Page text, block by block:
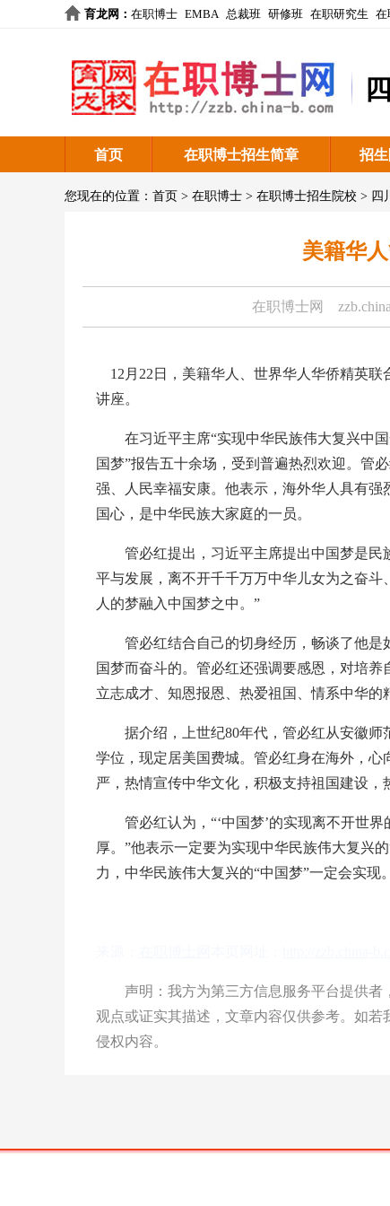
育龙网 ： 在职博士 EMBA 总裁班 研修班 在职研究生 在
首页 在职博士招生简章 招
您现在的位置： 首页 > 在职博士 > 在职博士招生院校 > 四
美籍华
在职博士网
12月22日，美籍华人、世界华人华侨精英联
讲座。
在习近平主席“实现中华民族伟大复兴中国
国梦”报告五十余场，受到普遍热烈欢迎。
强、人民幸福安康。他表示，海外华人具有
国心，是中华民族大家庭的一员。
管必红提出，习近平主席提出中国梦是民
平与发展，离不开千千万万中华儿女为之奋
人的梦融入中国梦之中。”
管必红结合自己的切身经历，畅谈了他是
国梦而奋斗的。管必红还强调要感恩，对培
立志成才、知恩报恩、热爱祖国、情系中华的
据介绍，上世纪80年代，管必红从安徽师
学位，现定居美国费城。管必红身在海外，
严，热情宣传中华文化，积极支持祖国建设，
管必红认为，“‘中国梦’的实现离不开世界
厚。”他表示一定要为实现中华民族伟大复兴
力，中华民族伟大复兴的“中国梦”一定会实现。
声明：我方为第三方信息服务平台提供者
观点或证实其描述，文章内容仅供参考。如
侵权内容。